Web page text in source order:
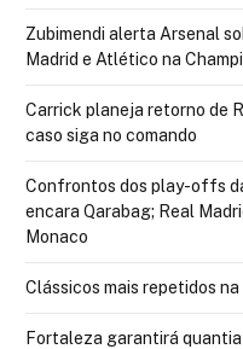
Zubimendi alerta Arsenal
Madrid e Atlético na
Carrick planeja retorno de
caso siga no comando
Confrontos dos play-offs
encara Qarabag; Real
Monaco
Clássicos mais repetidos
Fortaleza garantirá quantia